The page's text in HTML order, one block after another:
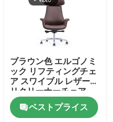
ブラウン色 エルゴノミ
ック リフティングチェ
ア スワイブル レザー
リクリーナーチェア
ベストプライス